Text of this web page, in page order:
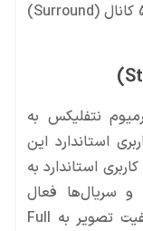
کیفیت 480p و صدا با کیفیت سوراند 5.1 کانال (Surround)
نتفلیکس به
استاندارد این
استاندارد به
و سریال‌ها فعال
خواهد شد. همچنین در این سطح کیفیت تصویر به Full